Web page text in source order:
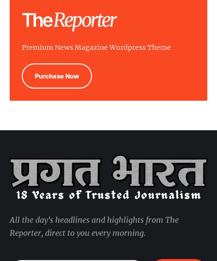
Premium News Magazine Wordpress Theme
Purchase Now
All the day's headlines and highlights from The
Reporter, direct to you every morning.